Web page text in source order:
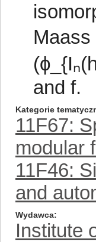
and f.
Kategorie
11F67:
modular
11F46:
and
Wydawca
Institute